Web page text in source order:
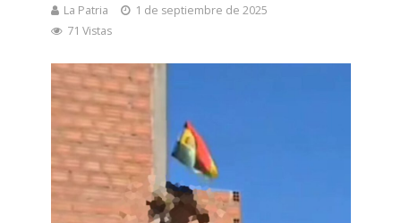
La Patria
1 de septiembre de 2025
71 Vistas